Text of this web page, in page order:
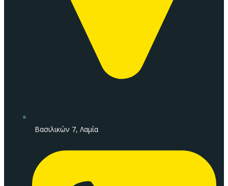
Βασιλικών 7, Λαμία